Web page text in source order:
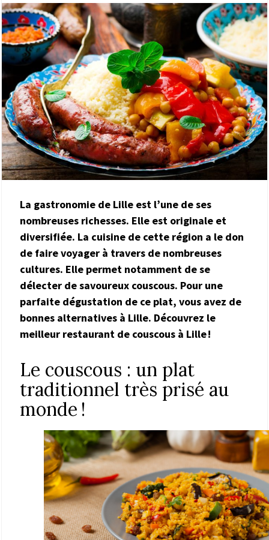
La gastronomie de Lille est l’une de ses
nombreuses richesses. Elle est originale et
diversifiée. La cuisine de cette région a le don
de faire voyager à travers de nombreuses
cultures. Elle permet notamment de se
délecter de savoureux couscous. Pour une
parfaite dégustation de ce plat, vous avez de
bonnes alternatives à Lille. Découvrez le
meilleur restaurant de couscous à Lille !
Le couscous : un plat
traditionnel très prisé au
monde !